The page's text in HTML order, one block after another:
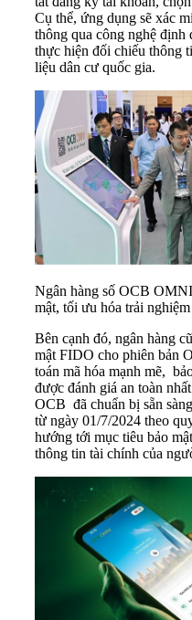
Cụ thể, ứng dụng sẽ xác
thông qua công nghệ định
thực hiện đối chiếu thông
liệu dân cư quốc gia.
Ngân hàng số OCB
mật, tối ưu hóa trải
Bên cạnh đó, ngân hàng
mật FIDO cho phiên bản
toán mã hóa mạnh mẽ,
được đánh giá an toàn
OCB đã chuẩn bị sẵn
từ ngày 01/7/2024 theo
hướng tới mục tiêu bảo
thông tin tài chính của